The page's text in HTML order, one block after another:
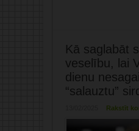
Kā saglabāt
veselību, lai
dienu
“salauztu”
Rakstīt